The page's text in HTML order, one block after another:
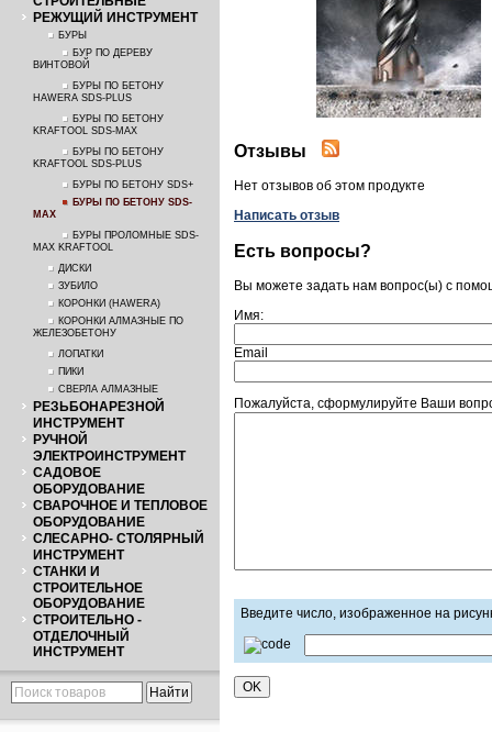
РЕЖУЩИЙ ИНСТРУМЕНТ
БУРЫ
БУР ПО ДЕРЕВУ
ВИНТОВОЙ
БУРЫ ПО БЕТОНУ
HAWERA SDS-PLUS
БУРЫ ПО БЕТОНУ
KRAFTOOL SDS-MAX
БУРЫ ПО БЕТОНУ
KRAFTOOL SDS-PLUS
БУРЫ ПО БЕТОНУ SDS+
БУРЫ ПО БЕТОНУ SDS-
MAX
БУРЫ ПРОЛОМНЫЕ SDS-
MAX KRAFTOOL
ДИСКИ
ЗУБИЛО
КОРОНКИ (HAWERA)
КОРОНКИ АЛМАЗНЫЕ ПО
ЖЕЛЕЗОБЕТОНУ
ЛОПАТКИ
ПИКИ
СВЕРЛА АЛМАЗНЫЕ
РЕЗЬБОНАРЕЗНОЙ
ИНСТРУМЕНТ
РУЧНОЙ
ЭЛЕКТРОИНСТРУМЕНТ
САДОВОЕ
ОБОРУДОВАНИЕ
СВАРОЧНОЕ И ТЕПЛОВОЕ
ОБОРУДОВАНИЕ
СЛЕСАРНО- СТОЛЯРНЫЙ
ИНСТРУМЕНТ
СТАНКИ И
СТРОИТЕЛЬНОЕ
ОБОРУДОВАНИЕ
СТРОИТЕЛЬНО -
ОТДЕЛОЧНЫЙ
ИНСТРУМЕНТ
Отзывы
Нет отзывов об этом продукте
Написать отзыв
Есть вопросы?
Вы можете задать нам вопрос(ы) с
Имя:
Email
Пожалуйста, сформулируйте Ваши
Введите число, изображенное на